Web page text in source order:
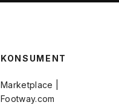
KONSUMENT
Marketplace |
Footway.com